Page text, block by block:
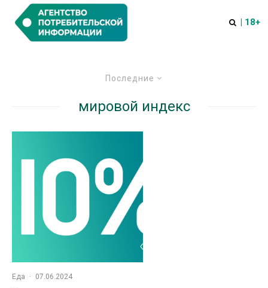
| 18+
Последние
мировой индекс
Еда · 07.06.2024